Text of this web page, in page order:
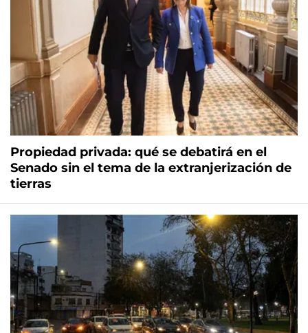
Propiedad privada: qué se debatirá en el
Senado sin el tema de la extranjerización de
tierras